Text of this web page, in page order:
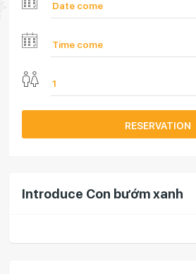
RESERVATION
Introduce Con bướm xanh